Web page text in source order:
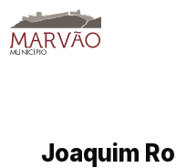
to
content
Joaquim